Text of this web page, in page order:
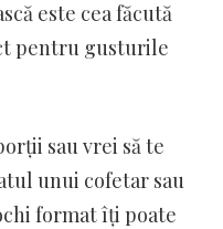
este cea făcută
pentru gusturile
sau vrei să te
unui cofetar sau
format îți poate